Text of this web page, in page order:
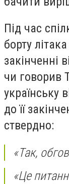
Під час
борту
закінченні
чи говорив
українську
до її
ствердно:
«Так,
«Це